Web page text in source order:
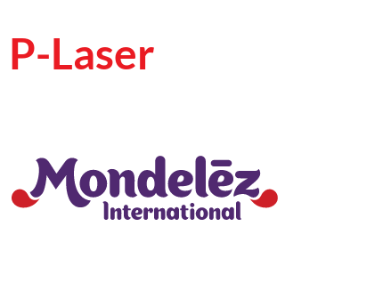
P-Laser